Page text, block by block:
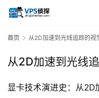
首页 从2D加速到光线追踪的视
从2D加速到光线
显卡技术演进史：从2D